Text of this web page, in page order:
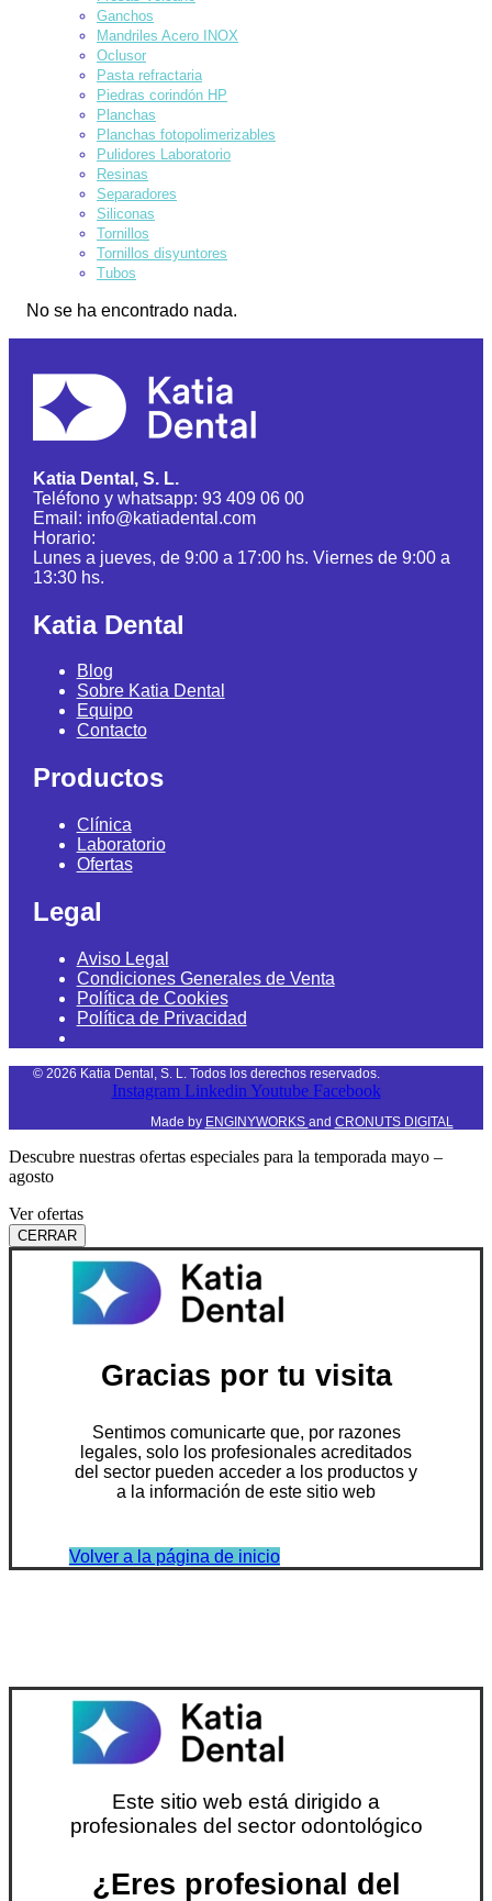
Ganchos
Mandriles Acero INOX
Oclusor
Pasta refractaria
Piedras corindón HP
Planchas
Planchas fotopolimerizables
Pulidores Laboratorio
Resinas
Separadores
Siliconas
Tornillos
Tornillos disyuntores
Tubos
No se ha encontrado nada.
Katia Dental, S. L.
Teléfono y whatsapp: 93 409 06 00
Email: info@katiadental.com
Horario:
Lunes a jueves, de 9:00 a 17:00 hs. Viernes de 9:00 a
13:30 hs.
Katia Dental
Blog
Sobre Katia Dental
Equipo
Contacto
Productos
Clínica
Laboratorio
Ofertas
Legal
Aviso Legal
Condiciones Generales de Venta
Política de Cookies
Política de Privacidad
© 2026 Katia Dental, S. L. Todos los derechos reservados.
Instagram Linkedin Youtube Facebook
Made by ENGINYWORKS and CRONUTS DIGITAL
Descubre nuestras ofertas especiales para la temporada mayo –
agosto
Ver ofertas
CERRAR
Gracias por tu visita
Sentimos comunicarte que, por razones
legales, solo los profesionales acreditados
del sector pueden acceder a los productos y
a la información de este sitio web
Volver a la página de inicio
Este sitio web está dirigido a
profesionales del sector odontológico
¿Eres profesional del